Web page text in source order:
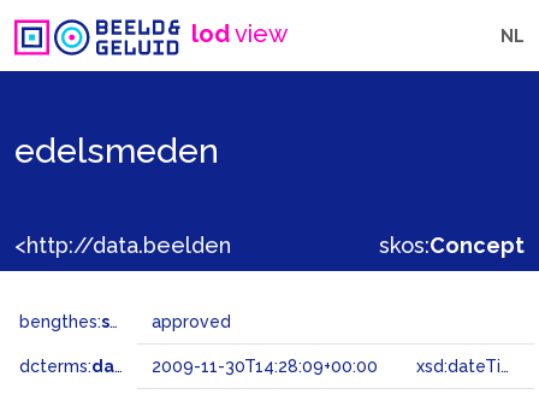
lodview NL
edelsmeden
skos:Concept
bengthes:status approved
dcterms:dateAccepted 2009-11-30T14:28:09+00:00 xsd:dateTime